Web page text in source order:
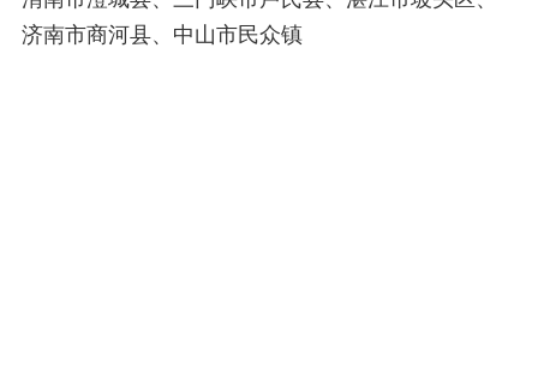
济南市商河县、中山市民众镇